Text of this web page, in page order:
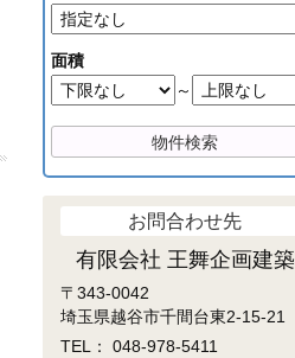
面積
～
お問合わせ先
有限会社 王舞企画建築
〒343-0042
埼玉県越谷市千間台東2-15-21
TEL： 048-978-5411